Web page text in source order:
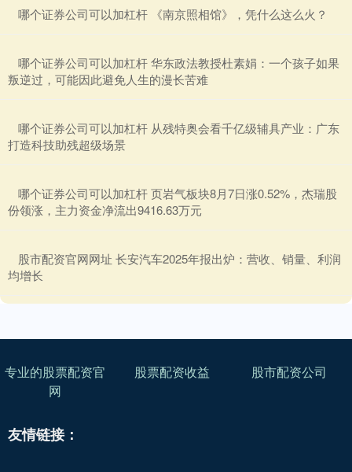
​哪个证券公司可以加杠杆 《南京照相馆》，凭什么这么火？
​哪个证券公司可以加杠杆 华东政法教授杜素娟：一个孩子如果
叛逆过，可能因此避免人生的漫长苦难
​哪个证券公司可以加杠杆 从残特奥会看千亿级辅具产业：广东
打造科技助残超级场景
​哪个证券公司可以加杠杆 页岩气板块8月7日涨0.52%，杰瑞股
份领涨，主力资金净流出9416.63万元
​股市配资官网网址 长安汽车2025年报出炉：营收、销量、利润
均增长
专业的股票配资官
网
股票配资收益 股市配资公司
友情链接：